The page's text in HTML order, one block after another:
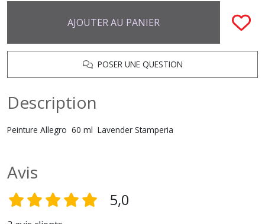
AJOUTER AU PANIER
POSER UNE QUESTION
Description
Peinture Allegro 60 ml Lavender Stamperia
Avis
5,0